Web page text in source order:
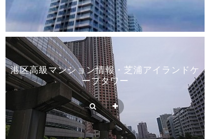
港区高級マンション情報・芝浦アイランドケ
ープタワー